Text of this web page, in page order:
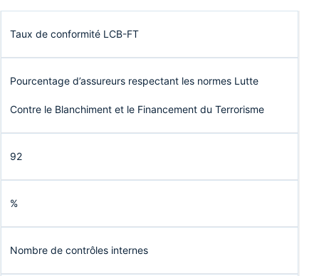
Taux de conformité LCB-FT
Pourcentage d’assureurs respectant les normes Lutte
Contre le Blanchiment et le Financement du Terrorisme
92
%
Nombre de contrôles internes